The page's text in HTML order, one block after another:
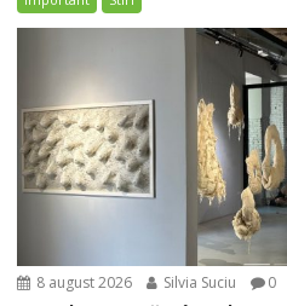
8 august 2026 Silvia Suciu 0